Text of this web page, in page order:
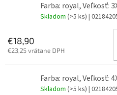
Farba: royal, Veľkosť:
Skladom (>5 ks) |
€18,90
€23,25 vrátane DPH
Farba: royal, Veľkosť:
Skladom (>5 ks) |